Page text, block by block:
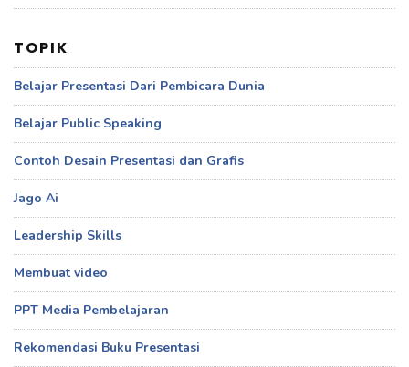
TOPIK
Belajar Presentasi Dari Pembicara Dunia
Belajar Public Speaking
Contoh Desain Presentasi dan Grafis
Jago Ai
Leadership Skills
Membuat video
PPT Media Pembelajaran
Rekomendasi Buku Presentasi